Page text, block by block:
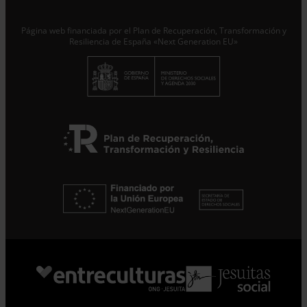
Página web financiada por el Plan de Recuperación, Transformación y
Resiliencia de España «Next Generation EU»